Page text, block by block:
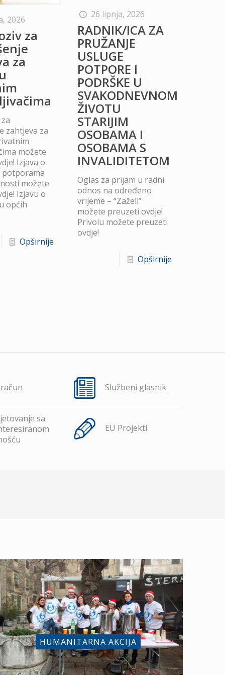
2026
za
za
zahtjeva za
možete
Izjava o
možete
Izjavu o
općih
Opširnije
26 lipnja, 2026
RADNIK/ICA ZA
PRUŽANJE
USLUGE
POTPORE I
PODRŠKE U
SVAKODNEVNOM
ŽIVOTU
STARIJIM
OSOBAMA I
OSOBAMA S
INVALIDITETOM
Oglas za prijam u radni
odnos na određeno
vrijeme – “Zaželi”
možete preuzeti ovdje!
Privolu možete preuzeti
ovdje!
Opširnije
Službeni glasnik
sa
EU Projekti
HUMANITARNA AKCIJA